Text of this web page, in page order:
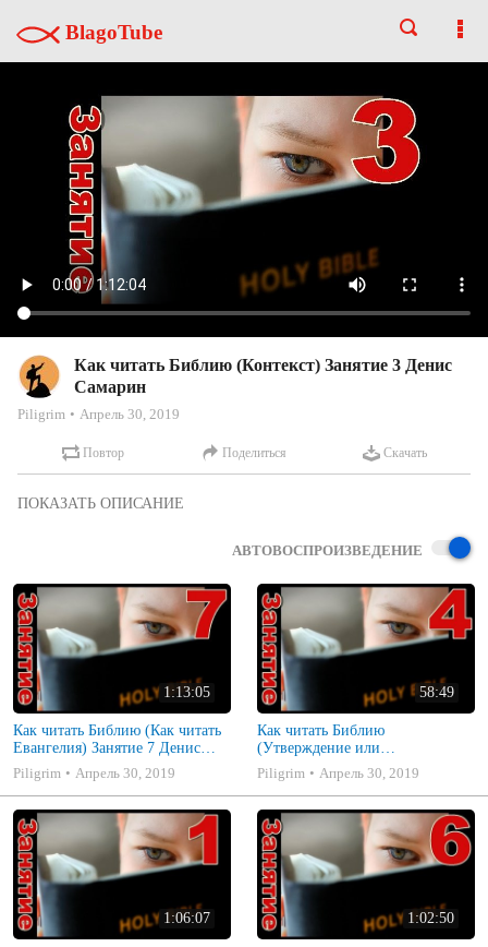
BlagoTube
Как читать Библию (Контекст) Занятие 3 Денис
Самарин
Piligrim Апрель 30, 2019
Повтор Поделиться Скачать
Как правильно читать Библию вводные уроки по чтению и
АВТОВОСПРОИЗВЕДЕНИЕ
1:13:05
Как читать Библию (Как читать
Евангелия) Занятие 7 Денис
Самарин
Piligrim Апрель 30, 2019
58:49
Как читать Библию
(Утверждение или
предположение) Занятие 4
Денис Самарин
Piligrim Апрель 30, 2019
1:06:07 1:02:50